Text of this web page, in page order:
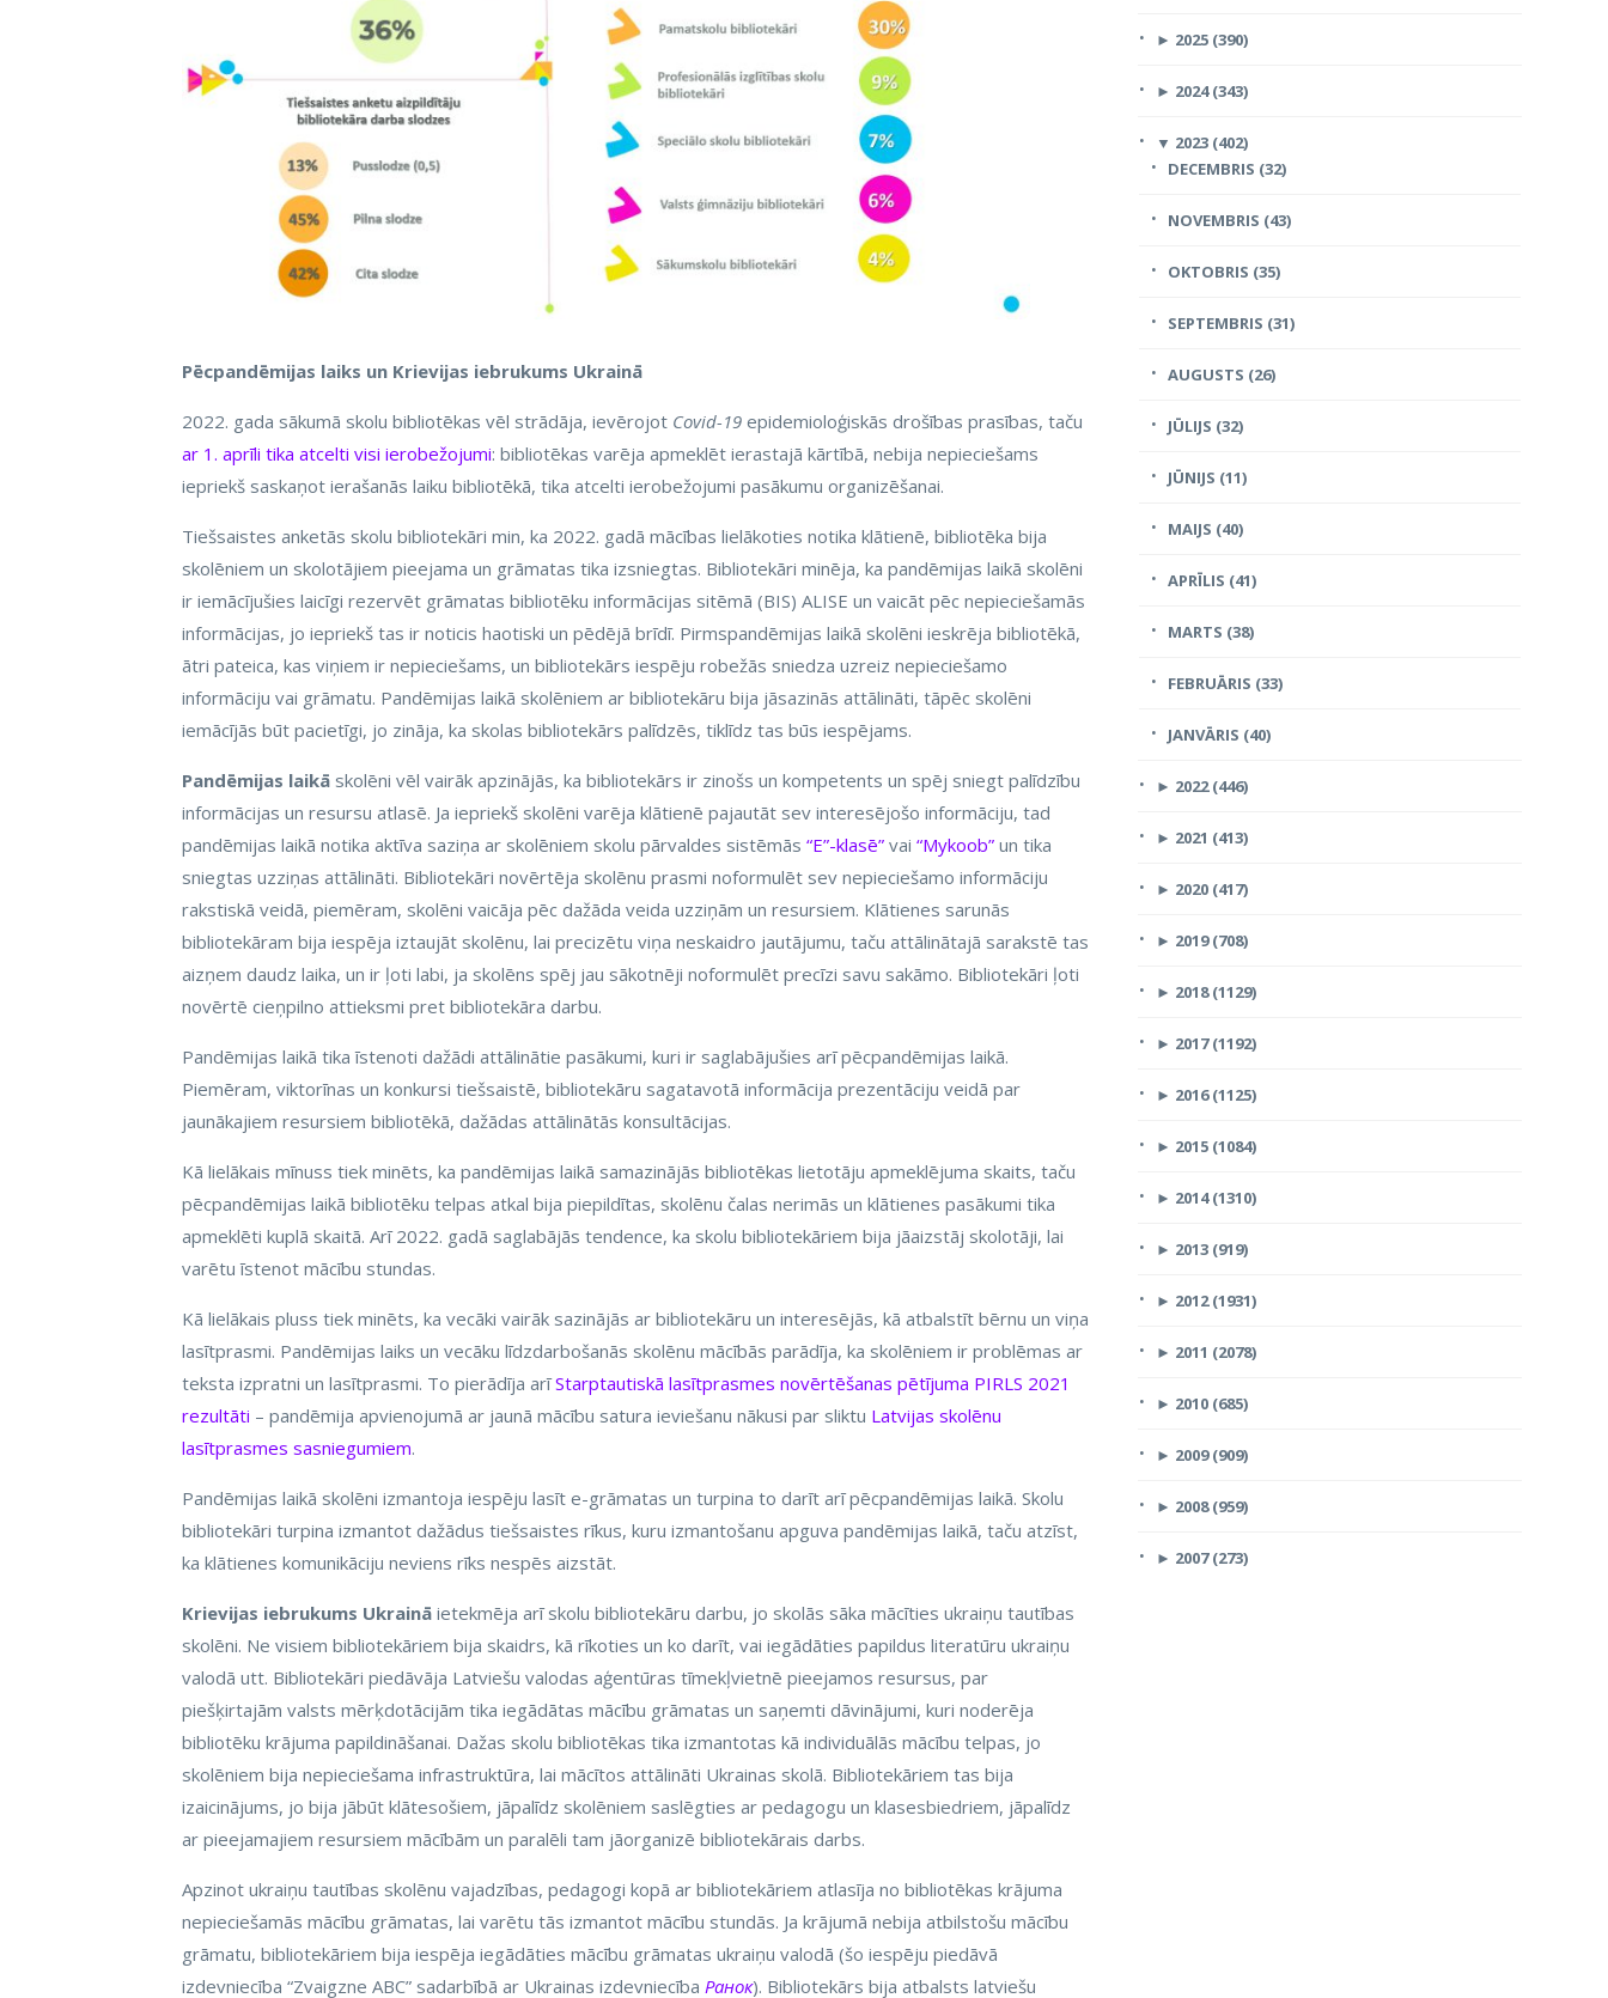
Pēcpandēmijas laiks un Krievijas iebrukums Ukrainā
2022. gada sākumā skolu bibliotēkas vēl strādāja, ievērojot Covid-19 epidemioloģiskās drošības prasības, taču
ar 1. aprīli tika atcelti visi ierobežojumi: bibliotēkas varēja apmeklēt ierastajā kārtībā, nebija nepieciešams
iepriekš saskaņot ierašanās laiku bibliotēkā, tika atcelti ierobežojumi pasākumu organizēšanai.
Tiešsaistes anketās skolu bibliotekāri min, ka 2022. gadā mācības lielākoties notika klātienē, bibliotēka bija
skolēniem un skolotājiem pieejama un grāmatas tika izsniegtas. Bibliotekāri minēja, ka pandēmijas laikā skolēni
ir iemācījušies laicīgi rezervēt grāmatas bibliotēku informācijas sitēmā (BIS) ALISE un vaicāt pēc nepieciešamās
informācijas, jo iepriekš tas ir noticis haotiski un pēdējā brīdī. Pirmspandēmijas laikā skolēni ieskrēja bibliotēkā,
ātri pateica, kas viņiem ir nepieciešams, un bibliotekārs iespēju robežās sniedza uzreiz nepieciešamo
informāciju vai grāmatu. Pandēmijas laikā skolēniem ar bibliotekāru bija jāsazinās attālināti, tāpēc skolēni
iemācījās būt pacietīgi, jo zināja, ka skolas bibliotekārs palīdzēs, tiklīdz tas būs iespējams.
Pandēmijas laikā skolēni vēl vairāk apzinājās, ka bibliotekārs ir zinošs un kompetents un spēj sniegt palīdzību
informācijas un resursu atlasē. Ja iepriekš skolēni varēja klātienē pajautāt sev interesējošo informāciju, tad
pandēmijas laikā notika aktīva saziņa ar skolēniem skolu pārvaldes sistēmās “E”-klasē” vai “Mykoob” un tika
sniegtas uzziņas attālināti. Bibliotekāri novērtēja skolēnu prasmi noformulēt sev nepieciešamo informāciju
rakstiskā veidā, piemēram, skolēni vaicāja pēc dažāda veida uzziņām un resursiem. Klātienes sarunās
bibliotekāram bija iespēja iztaujāt skolēnu, lai precizētu viņa neskaidro jautājumu, taču attālinātajā sarakstē tas
aizņem daudz laika, un ir ļoti labi, ja skolēns spēj jau sākotnēji noformulēt precīzi savu sakāmo. Bibliotekāri ļoti
novērtē cieņpilno attieksmi pret bibliotekāra darbu.
Pandēmijas laikā tika īstenoti dažādi attālinātie pasākumi, kuri ir saglabājušies arī pēcpandēmijas laikā.
Piemēram, viktorīnas un konkursi tiešsaistē, bibliotekāru sagatavotā informācija prezentāciju veidā par
jaunākajiem resursiem bibliotēkā, dažādas attālinātās konsultācijas.
Kā lielākais mīnuss tiek minēts, ka pandēmijas laikā samazinājās bibliotēkas lietotāju apmeklējuma skaits, taču
pēcpandēmijas laikā bibliotēku telpas atkal bija piepildītas, skolēnu čalas nerimās un klātienes pasākumi tika
apmeklēti kuplā skaitā. Arī 2022. gadā saglabājās tendence, ka skolu bibliotekāriem bija jāaizstāj skolotāji, lai
varētu īstenot mācību stundas.
Kā lielākais pluss tiek minēts, ka vecāki vairāk sazinājās ar bibliotekāru un interesējās, kā atbalstīt bērnu un viņa
lasītprasmi. Pandēmijas laiks un vecāku līdzdarbošanās skolēnu mācībās parādīja, ka skolēniem ir problēmas ar
teksta izpratni un lasītprasmi. To pierādīja arīStarptautiskā lasītprasmes novērtēšanas pētījuma PIRLS 2021
rezultāti – pandēmija apvienojumā ar jaunā mācību satura ieviešanu nākusi par sliktu Latvijas skolēnu
lasītprasmes sasniegumiem.
Pandēmijas laikā skolēni izmantoja iespēju lasīt e-grāmatas un turpina to darīt arī pēcpandēmijas laikā. Skolu
bibliotekāri turpina izmantot dažādus tiešsaistes rīkus, kuru izmantošanu apguva pandēmijas laikā, taču atzīst,
ka klātienes komunikāciju neviens rīks nespēs aizstāt.
Krievijas iebrukums Ukrainā ietekmēja arī skolu bibliotekāru darbu, jo skolās sāka mācīties ukraiņu tautības
skolēni. Ne visiem bibliotekāriem bija skaidrs, kā rīkoties un ko darīt, vai iegādāties papildus literatūru ukraiņu
valodā utt. Bibliotekāri piedāvāja Latviešu valodas aģentūras tīmekļvietnē pieejamos resursus, par
piešķirtajām valsts mērķdotācijām tika iegādātas mācību grāmatas un saņemti dāvinājumi, kuri noderēja
bibliotēku krājuma papildināšanai. Dažas skolu bibliotēkas tika izmantotas kā individuālās mācību telpas, jo
skolēniem bija nepieciešama infrastruktūra, lai mācītos attālināti Ukrainas skolā. Bibliotekāriem tas bija
izaicinājums, jo bija jābūt klātesošiem, jāpalīdz skolēniem saslēgties ar pedagogu un klasesbiedriem, jāpalīdz
ar pieejamajiem resursiem mācībām un paralēli tam jāorganizē bibliotekārais darbs.
Apzinot ukraiņu tautības skolēnu vajadzības, pedagogi kopā ar bibliotekāriem atlasīja no bibliotēkas krājuma
nepieciešamās mācību grāmatas, lai varētu tās izmantot mācību stundās. Ja krājumā nebija atbilstošu mācību
grāmatu, bibliotekāriem bija iespēja iegādāties mācību grāmatas ukraiņu valodā (šo iespēju piedāvā
izdevniecība “Zvaigzne ABC” sadarbībā ar Ukrainas izdevniecība Ранок). Bibliotekārs bija atbalsts latviešu
► 2025 (390)
► 2024 (343)
▼ 2023 (402)
DECEMBRIS (32)
NOVEMBRIS (43)
OKTOBRIS (35)
SEPTEMBRIS (31)
AUGUSTS (26)
JŪLIJS (32)
JŪNIJS (11)
MAIJS (40)
APRĪLIS (41)
MARTS (38)
FEBRUĀRIS (33)
JANVĀRIS (40)
► 2022 (446)
► 2021 (413)
► 2020 (417)
► 2019 (708)
► 2018 (1129)
► 2017 (1192)
► 2016 (1125)
► 2015 (1084)
► 2014 (1310)
► 2013 (919)
► 2012 (1931)
► 2011 (2078)
► 2010 (685)
► 2009 (909)
► 2008 (959)
► 2007 (273)